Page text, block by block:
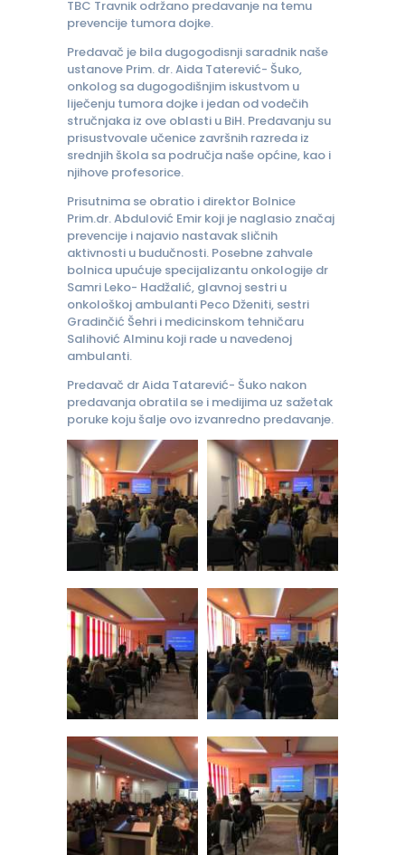
TBC Travnik održano predavanje na temu
prevencije tumora dojke.
Predavač je bila dugogodisnji saradnik naše
ustanove Prim. dr. Aida Taterević- Šuko,
onkolog sa dugogodišnjim iskustvom u
liječenju tumora dojke i jedan od vodečih
stručnjaka iz ove oblasti u BiH. Predavanju su
prisustvovale učenice završnih razreda iz
srednjih škola sa područja naše općine, kao i
njihove profesorice.
Prisutnima se obratio i direktor Bolnice
Prim.dr. Abdulović Emir koji je naglasio značaj
prevencije i najavio nastavak sličnih
aktivnosti u budučnosti. Posebne zahvale
bolnica upućuje specijalizantu onkologije dr
Samri Leko- Hadžalić, glavnoj sestri u
onkološkoj ambulanti Peco Dženiti, sestri
Gradinčić Šehri i medicinskom tehničaru
Salihović Alminu koji rade u navedenoj
ambulanti.
Predavač dr Aida Tatarević- Šuko nakon
predavanja obratila se i medijima uz sažetak
poruke koju šalje ovo izvanredno predavanje.